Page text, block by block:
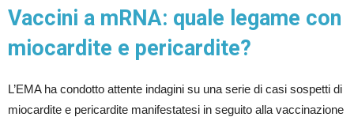
Vaccini a mRNA: quale legame con
miocardite e pericardite?
L’EMA ha condotto attente indagini su una serie di casi sospetti di
miocardite e pericardite manifestatesi in seguito alla vaccinazione